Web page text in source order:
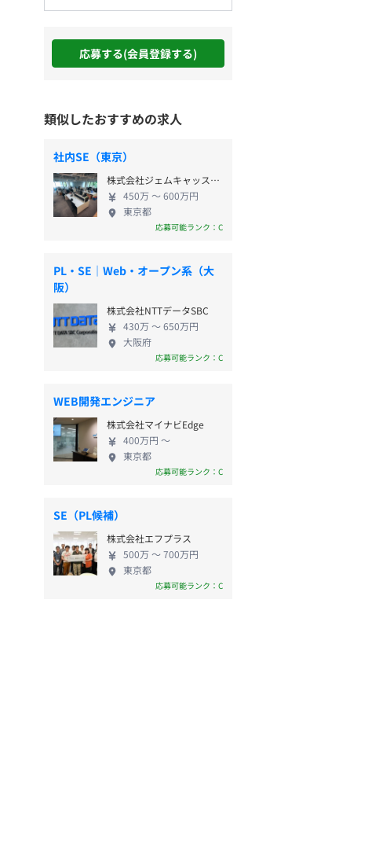
応募する(会員登録する)
類似したおすすめの求人
社内SE（東京）
株式会社ジェムキャッスルゆきざき
450万 〜 600万円
東京都
応募可能ランク：C
PL・SE｜Web・オープン系（大
阪）
株式会社NTTデータSBC
430万 〜 650万円
大阪府
応募可能ランク：C
WEB開発エンジニア
株式会社マイナビEdge
400万円 〜
東京都
応募可能ランク：C
SE（PL候補）
株式会社エフプラス
500万 〜 700万円
東京都
応募可能ランク：C